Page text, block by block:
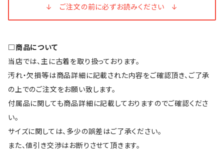
↓ ご注文の前に必ずお読みください ↓
□商品について
当店では、主に古着を取り扱っております。
汚れ・欠損等は商品詳細に記載された内容をご確認頂き、ご了承
の上でのご注文をお願い致します。
付属品に関しても商品詳細に記載しておりますのでご確認くださ
い。
サイズに関しては、多少の誤差はご了承ください。
また、値引き交渉はお断りさせて頂きます。